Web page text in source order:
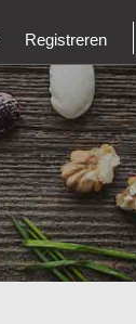
Registreren